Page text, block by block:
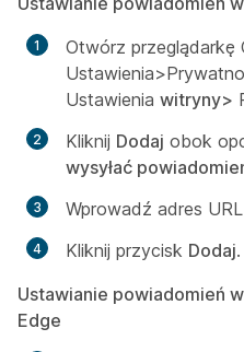
Otwórz przeglądarkę
Ustawienia witryny>
Kliknij Dodaj obok
wysyłać
Wprowadź adres
Kliknij przycisk Dodaj.
Ustawianie powiadomień
Edge